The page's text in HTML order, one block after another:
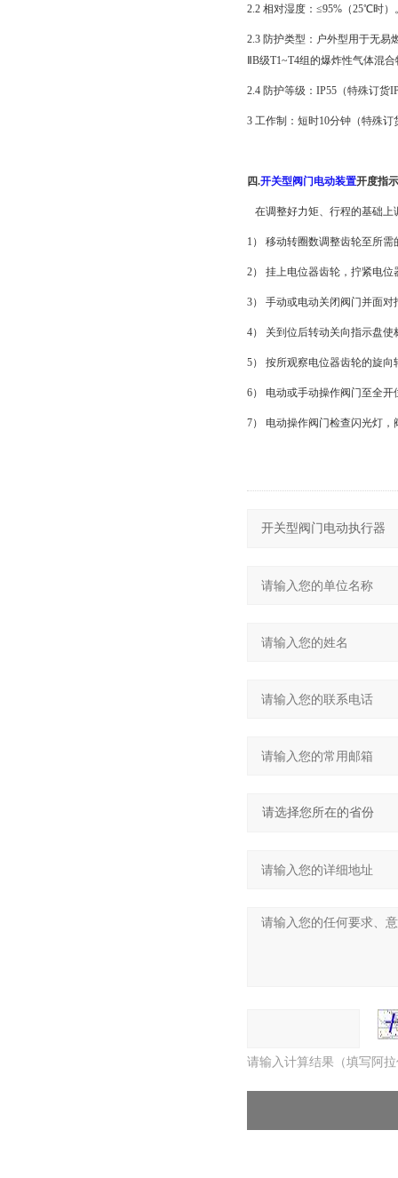
2.2 相对湿度：≤95%（25℃时）
2.3 防护类型：户外型用于无易
ⅡB级T1~T4组的爆炸性气体混
2.4 防护等级：IP55（特殊订货
3 工作制：短时10分钟（特殊订
四.开关型阀门电动装置开度指
在调整好力矩、行程的基础上
1） 移动转圈数调整齿轮至所需
2） 挂上电位器齿轮，拧紧电
3） 手动或电动关闭阀门并面
4） 关到位后转动关向指示盘使
5） 按所观察电位器齿轮的旋
6） 电动或手动操作阀门至全
7） 电动操作阀门检查闪光灯
请输入计算结果（填写阿